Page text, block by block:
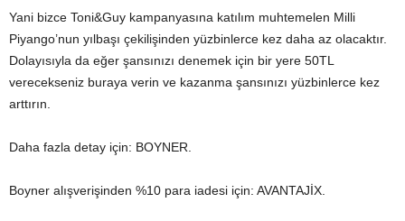
Yani bizce Toni&Guy kampanyasına katılım muhtemelen Milli
Piyango’nun yılbaşı çekilişinden yüzbinlerce kez daha az olacaktır.
Dolayısıyla da eğer şansınızı denemek için bir yere 50TL
verecekseniz buraya verin ve kazanma şansınızı yüzbinlerce kez
arttırın.
Daha fazla detay için: BOYNER.
Boyner alışverişinden %10 para iadesi için: AVANTAJİX.